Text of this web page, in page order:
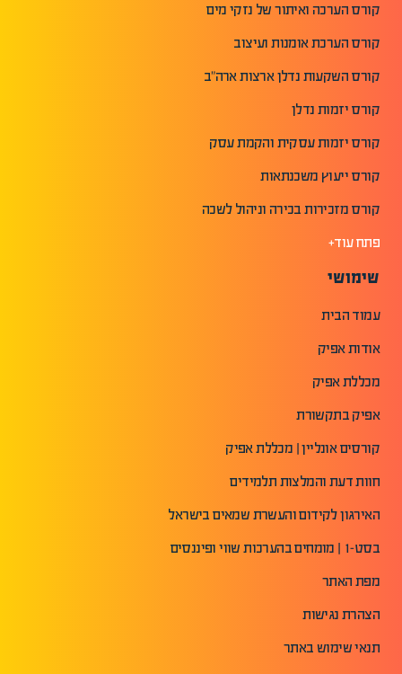
קורס הערכה ואיתור של נזקי מים
קורס הערכת אומנות ועיצוב
קורס השקעות נדלן ארצות ארה"ב
קורס יזמות נדלן
קורס יזמות עסקית והקמת עסק
קורס ייעוץ משכנתאות
קורס מזכירות בכירה וניהול לשכה
פתח עוד+
שימושי
עמוד הבית
אודות אפיק
מכללת אפיק
אפיק בתקשורת
קורסים אונליין | מכללת אפיק
חוות דעת והמלצות תלמידים
האירגון לקידום והעשרת שמאים בישראל
בסט-1 | מומחים בהערכות שווי ופיננסים
מפת האתר
הצהרת נגישות
תנאי שימוש באתר